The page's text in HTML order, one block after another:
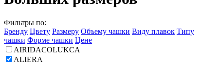
Фильтры по:
Бренду Цвету Размеру Объему чашки Виду плавок Типу
чашки Форме чашки Цене
AIRIDACOLUKCA
ALIERA